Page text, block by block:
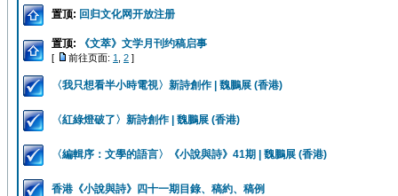
置顶: 回归文化网开放注册
置顶: 《文萃》文学月刊约稿启事
[ 前往页面: 1 2 ]
〈我只想看半小時電視〉新詩創作 | 魏鵬展 (香港)
〈紅綠燈破了〉新詩創作 | 魏鵬展 (香港)
〈編輯序：文學的語言〉《小說與詩》41期 | 魏鵬展 (香港)
香港《小說與詩》四十一期目錄、稿約、稿例